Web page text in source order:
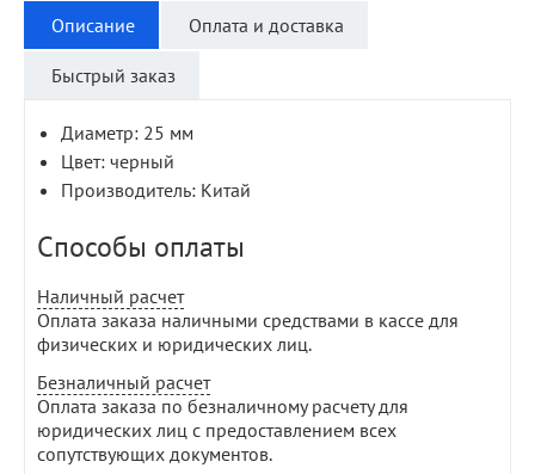
Описание Оплата и доставка
Быстрый заказ
Диаметр: 25 мм
Цвет: черный
Производитель: Китай
Способы оплаты
Наличный расчет
Оплата заказа наличными средствами в кассе для
физических и юридических лиц.
Безналичный расчет
Оплата заказа по безналичному расчету для
юридических лиц с предоставлением всех
сопутствующих документов.